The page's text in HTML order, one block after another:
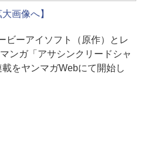
大画像へ】
ーアイソフト（原作）とレ
ンガ「アサシンクリードシャ
をヤンマガWebにて開始し